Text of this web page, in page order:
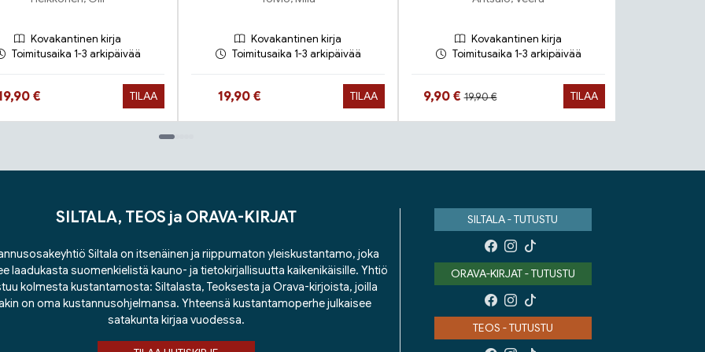
Kovakantinen kirja
Toimitusaika 1-3 arkipäivää
nyt
€ TILAA
Kovakantinen kirja
Toimitusaika 1-3 arkipäivää
Hinta nyt
19,90 € TILAA
Kovakantinen kirja
Toimitusaika 1-3 arkipäivää
Hinta nyt
9,90 €Hinta aiemmin
19,90 € TILAA
SILTALA, TEOS ja ORAVA-KIRJAT
Siltala on itsenäinen ja riippumaton yleiskustantamo, joka
laadukasta suomenkielistä kauno- ja tietokirjallisuutta kaikenikäisille. Yhtiö
kolmesta kustantamosta: Siltalasta, Teoksesta ja Orava-kirjoista, joilla
on oma kustannusohjelmansa. Yhteensä kustantamoperhe julkaisee
satakunta kirjaa vuodessa.
SILTALA - TUTUSTU
ORAVA-KIRJAT - TUTUSTU
TEOS - TUTUSTU